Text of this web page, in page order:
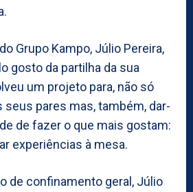
Grupo Kampo, Júlio Pereira,
gosto da partilha da sua
um projeto para, não só
seus pares mas, também, dar-
de fazer o que mais gostam:
experiências à mesa.
de confinamento geral, Júlio